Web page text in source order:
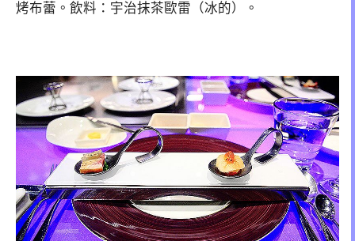
烤布蕾。飲料：宇治抹茶歐雷（冰的）。